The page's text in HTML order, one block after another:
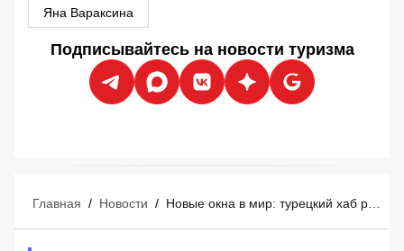
Яна Вараксина
Подписывайтесь на новости туризма
Главная / Новости /